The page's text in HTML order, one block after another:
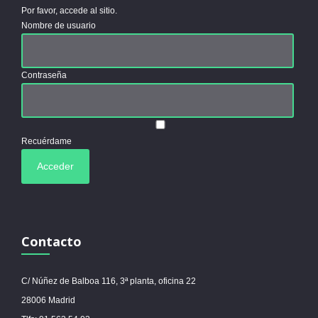
Por favor, accede al sitio.
Nombre de usuario
Contraseña
Recuérdame
Contacto
C/ Núñez de Balboa 116, 3ª planta, oficina 22
28006 Madrid